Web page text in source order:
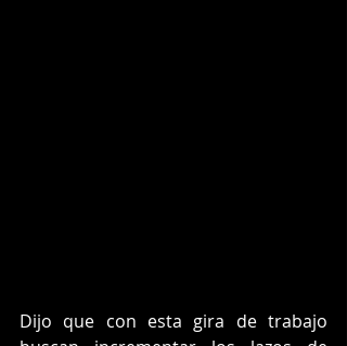
Dijo que con esta gira de trabajo